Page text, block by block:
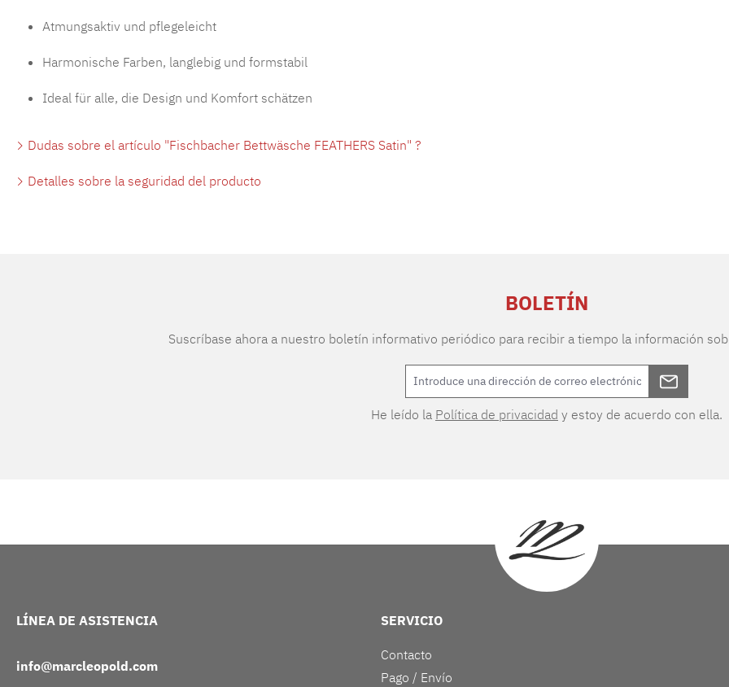
Atmungsaktiv und pflegeleicht
Harmonische Farben, langlebig und formstabil
Ideal für alle, die Design und Komfort schätzen
Dudas sobre el artículo "Fischbacher Bettwäsche FEATHERS Satin" ?
Detalles sobre la seguridad del producto
BOLETÍN
Suscríbase ahora a nuestro boletín informativo periódico para recibir a tiempo la información
He leído la Política de privacidad y estoy de acuerdo con ella.
LÍNEA DE ASISTENCIA
info@marcleopold.com
SERVICIO
Contacto
Pago / Envío